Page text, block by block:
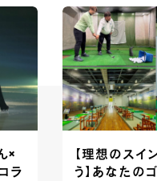
×
ラ
【理想のスイ
う】あなたの